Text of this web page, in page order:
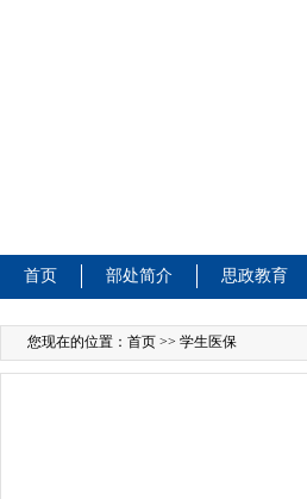
首页 部处简介 思政教育
您现在的位置： 首页 >> 学生医保